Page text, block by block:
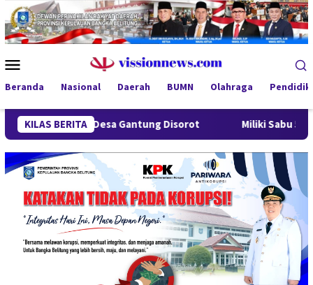
Loncat
ke
konten
Mobile
Beranda Nasional Daerah BUMN Olahraga
KILAS BERITA
Desa Gantung Disorot Miliki Sabu 50 Gram, IRT di